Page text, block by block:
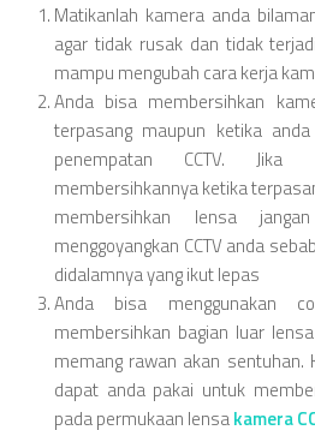
Matikanlah kamera anda
agar tidak rusak dan tidak
mampu mengubah cara kerja
Anda bisa membersihkan
terpasang maupun ketika
penempatan CCTV.
membersihkannya ketika
membersihkan lensa
menggoyangkan CCTV anda
didalamnya yang ikut lepas
Anda bisa menggunakan
membersihkan bagian luar
memang rawan akan sentuhan.
dapat anda pakai untuk
pada permukaan lensakamera